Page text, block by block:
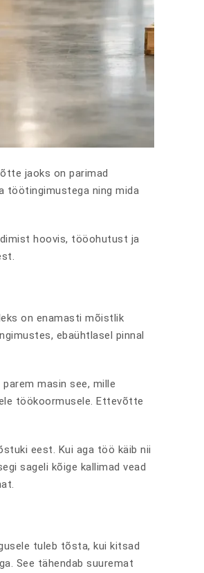
jaoks on parimad
töötingimustega ning mida
hoovis, tööohutust ja
on enamasti mõistlik
ebaühtlasel pinnal
masin see, mille
töökoormusele. Ettevõtte
eest. Kui aga töö käib nii
sageli kõige kallimad vead
tuleb tõsta, kui kitsad
See tähendab suuremat